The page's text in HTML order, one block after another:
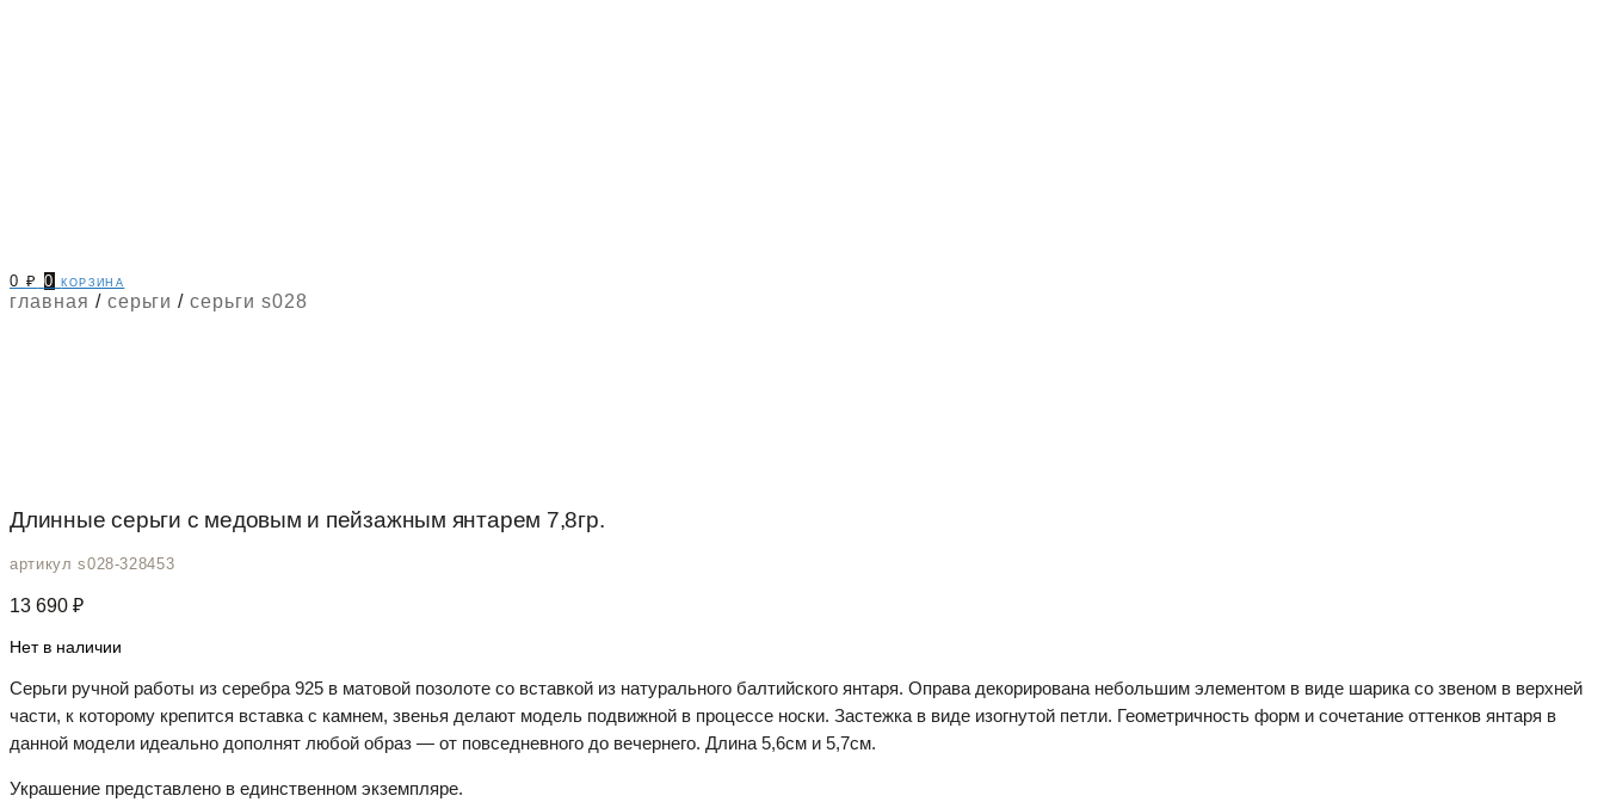
0₽ 0 корзина
главная / серьги /серьги s028
Длинные серьги с медовым и пейзажным янтарем 7,8гр.
артикул s028-328453
13 690 ₽
Нет в наличии
Серьги ручной работы из серебра 925 в матовой позолоте со вставкой из натурального балтийского янтаря. Оправа декорирована небольшим элементом в виде шарика со звеном в верхней
части, к которому крепится вставка с камнем, звенья делают модель подвижной в процессе носки. Застежка в виде изогнутой петли. Геометричность форм и сочетание оттенков янтаря в
данной модели идеально дополнят любой образ — от повседневного до вечернего. Длина 5,6см и 5,7см.
Украшение представлено в единственном экземпляре.